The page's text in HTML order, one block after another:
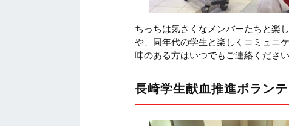
ちっちは気さくなメンバーたちと楽
や、同年代の学生と楽しくコミュニ
味のある方はいつでもご連絡ください
長崎学生献血推進ボラン